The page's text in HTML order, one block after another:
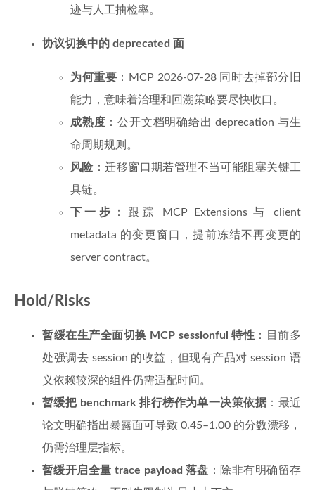
迹与人工抽检率。
协议切换中的 deprecated 面
为何重要 ：MCP 2026-07-28 同时去掉部分旧
能力，意味着治理和回溯策略要尽快收口。
成熟度 ：公开文档明确给出 deprecation 与生
命周期规则。
风险：迁移窗口期若管理不当可能阻塞关键工
具链。
下一步
：跟踪 MCP Extensions 与 client
metadata 的变更窗口，提前冻结不再变更的
server contract。
Hold/Risks
暂缓在生产全面切换 MCP sessionful 特性 ：目前多
处强调去 session 的收益，但现有产品对 session 语
义依赖较深的组件仍需适配时间。
暂缓把 benchmark 排行榜作为单一决策依据 ：最近
论文明确指出暴露面可导致 0.45–1.00 的分数漂移，
仍需治理层指标。
暂缓开启全量 trace payload 落盘 ：除非有明确留存